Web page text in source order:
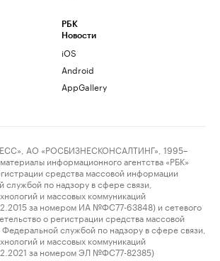
РБК
Новости
iOS
Android
AppGallery
АО «РОСБИЗНЕСКОНСАЛТИНГ», 1995–
информационного агентства «РБК»
средства массовой информации
службой по надзору в сфере связи,
и массовых коммуникаций
за номером ИА №ФС77-63848) и сетевого
о регистрации средства массовой
службой по надзору в сфере связи,
и массовых коммуникаций
за номером ЭЛ №ФС77-82385)